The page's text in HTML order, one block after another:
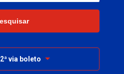
2ª via boleto